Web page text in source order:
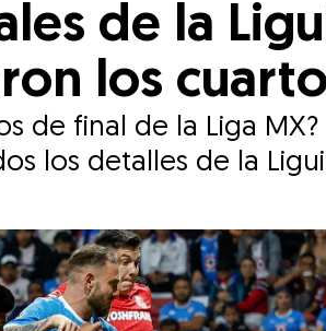
de la
los
de final de la Liga
los detalles de la